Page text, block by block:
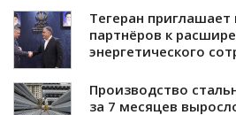
Тегеран
партнёров к
энергетического
Производство
за 7 месяцев